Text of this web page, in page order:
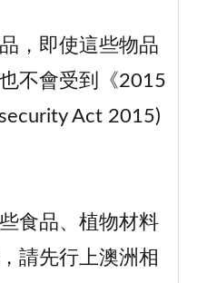
，即使這些物品
不會受到《2015
Act 2015)
食品、植物材料
請先行上澳洲相